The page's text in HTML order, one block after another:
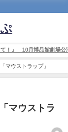
！』 10月博品館劇場公
マウストラップ」
マウストラ